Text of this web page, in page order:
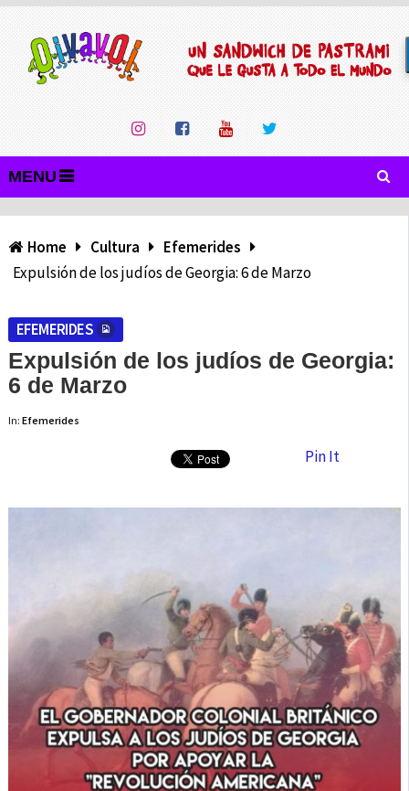
MENU
Home Cultura
Efemerides
Expulsión de los judíos de Georgia: 6 de Marzo
EFEMERIDES
Expulsión de los judíos de Georgia:
6 de Marzo
In: Efemerides
Pin It